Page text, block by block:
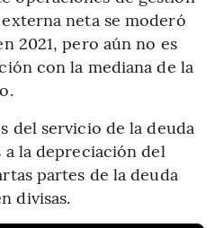
neta se moderó
2021, pero aún no es
con la mediana de la
del servicio de la deuda
a la depreciación del
partes de la deuda
divisas.